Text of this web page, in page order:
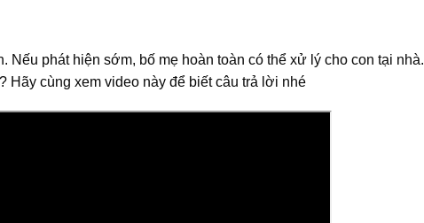
phát hiện sớm, bố mẹ hoàn toàn có thể xử lý cho con tại
cùng xem video này để biết câu trả lời nhé